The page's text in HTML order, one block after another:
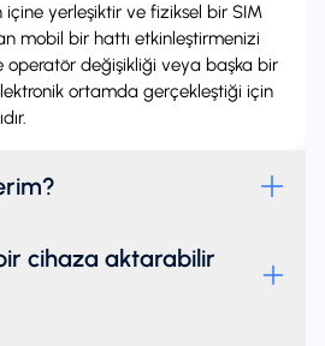
içine yerleşiktir ve fiziksel bir SIM
mobil bir hattı etkinleştirmenizi
operatör değişikliği veya başka bir
ortamda gerçekleştiği için
cihaza aktarabilir